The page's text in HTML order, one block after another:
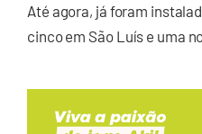
Até agora, já foram
cinco em São Luís e uma